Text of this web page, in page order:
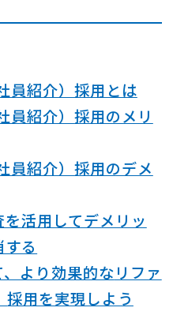
員紹介）採用とは
員紹介）採用のメリ
員紹介）採用のデメ
活用してデメリッ
する
より効果的なリファ
採用を実現しよう